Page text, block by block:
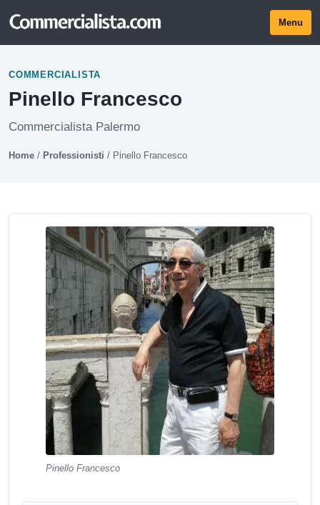
Menu
COMMERCIALISTA
Pinello Francesco
Commercialista Palermo
Home / Professionisti / Pinello Francesco
Pinello Francesco